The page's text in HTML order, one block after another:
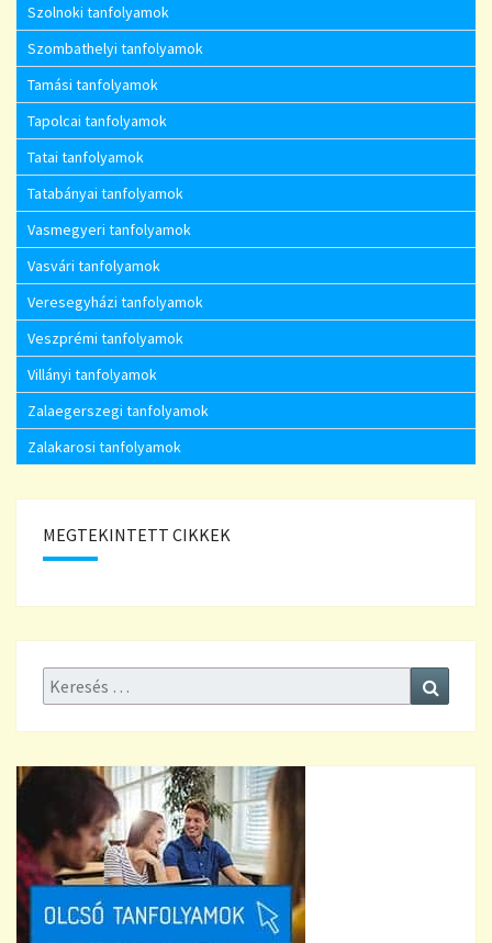
Szolnoki tanfolyamok
Szombathelyi tanfolyamok
Tamási tanfolyamok
Tapolcai tanfolyamok
Tatai tanfolyamok
Tatabányai tanfolyamok
Vasmegyeri tanfolyamok
Vasvári tanfolyamok
Veresegyházi tanfolyamok
Veszprémi tanfolyamok
Villányi tanfolyamok
Zalaegerszegi tanfolyamok
Zalakarosi tanfolyamok
MEGTEKINTETT CIKKEK
Keresés: